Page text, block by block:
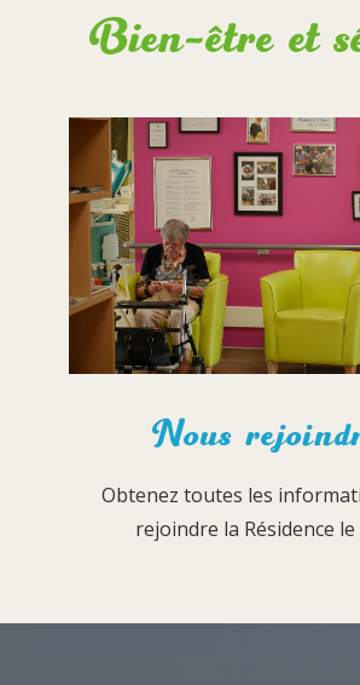
Bien-être et
Nous
Obtenez toutes les
rejoindre la Résidence